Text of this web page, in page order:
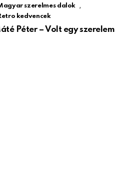
szerelmes dalok ,
kedvencek
Péter – Volt egy szerelem